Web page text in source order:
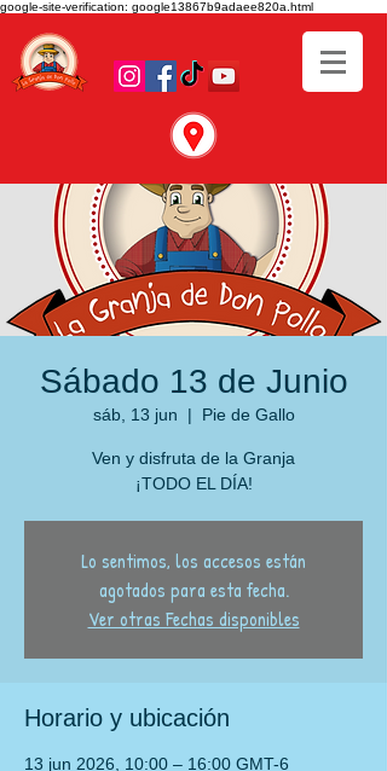
google-site-verification: google13867b9adaee820a.html
Sábado 13 de Junio
sáb, 13 jun
  |
Pie de Gallo
Ven y disfruta de la Granja
¡TODO EL DÍA!
Lo sentimos, los accesos están
agotados para esta fecha.
Ver otras Fechas disponibles
Horario y ubicación
13 jun 2026, 10:00 – 16:00 GMT-6